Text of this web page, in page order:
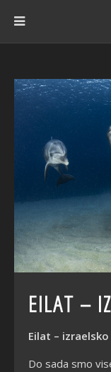
EILAT –
Eilat –
Do sada smo